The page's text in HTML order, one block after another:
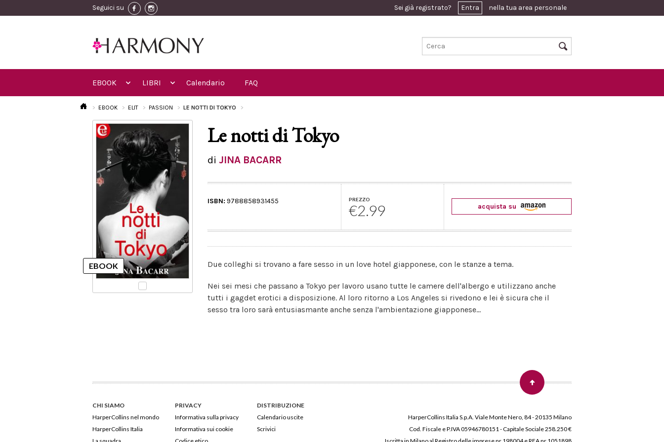
Seguici su Sei già registrato? Entra nella tua area personale
EBOOK LIBRI Calendario FAQ
EBOOK ELIT PASSION LE NOTTI DI TOKYO
Le notti di Tokyo
di JINA BACARR
ISBN: 9788858931455 PREZZO
€2.99 acquista su
Due colleghi si trovano a fare sesso in un love hotel giapponese, con le stanze a tema.
Nei sei mesi che passano a Tokyo per lavoro usano tutte le camere dell'albergo e utilizzano anche
tutti i gagdet erotici a disposizione. Al loro ritorno a Los Angeles si rivedono e lei è sicura che il
sesso tra loro sarà entusiasmante anche senza l'ambientazione giapponese...
CHI SIAMO
HarperCollins nel mondo
HarperCollins Italia
PRIVACY
Informativa sulla privacy
Informativa sui cookie
DISTRIBUZIONE
Calendario uscite
Scrivici
HarperCollins Italia S.p.A. Viale Monte Nero, 84 - 20135 Milano
Cod. Fiscale e P.IVA 05946780151 - Capitale Sociale 258.250 €